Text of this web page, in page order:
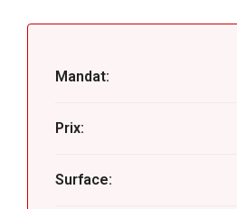
Mandat:
Prix:
Surface: